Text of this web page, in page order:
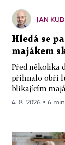
JAN
Hledá se
majákem
Před několika
přihnalo obří
blikajícím
4. 8. 2026 ▪ 6